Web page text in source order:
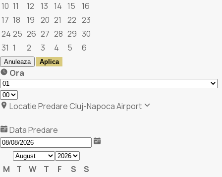
10 11 12 13 14 15
16
17 18 19 20 21 22 23
24 25 26 27 28 29 30
31 1 2 3 4 5 6
Anuleaza Aplica
Ora
Locatie PredareCluj-Napoca Airport
Data Predare
M T W T F S
S